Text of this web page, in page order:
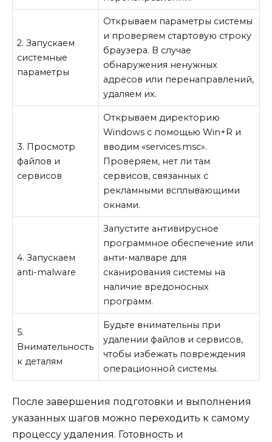
2. Запускаем
системные
параметры
Открываем параметры системы
и проверяем стартовую строку
браузера. В случае
обнаружения ненужных
адресов или перенаправлений,
удаляем их.
3. Просмотр
файлов и
сервисов
Открываем директорию
Windows с помощью Win+R и
вводим «services.msc».
Проверяем, нет ли там
сервисов, связанных с
рекламными всплывающими
окнами.
4. Запускаем
anti-malware
Запустите антивирусное
программное обеспечение или
анти-малваре для
сканирования системы на
наличие вредоносных
программ.
5.
Внимательность
к деталям
Будьте внимательны при
удалении файлов и сервисов,
чтобы избежать повреждения
операционной системы.
После завершения подготовки и выполнения
указанных шагов можно переходить к самому
процессу удаления. Готовность и